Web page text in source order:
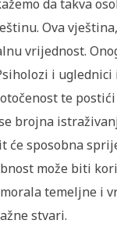
da takva
Ova
vrijednost.
i
te
brojna
će sposobna
može biti
temeljne i
stvari.